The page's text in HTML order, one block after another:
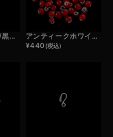
鹿革紐（100cm/黒・濃茶・薄茶・白）
アンティークホワイトハーツビーズ(1粒)
¥440(税込)